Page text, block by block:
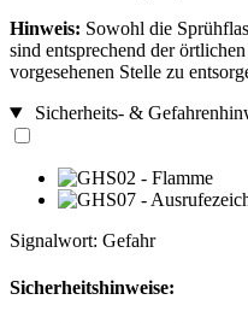
Hinweis: Sowohl die
sind entsprechend der
vorgesehenen Stelle zu
Sicherheits- &
Signalwort: Gefahr
Sicherheitshinweise: